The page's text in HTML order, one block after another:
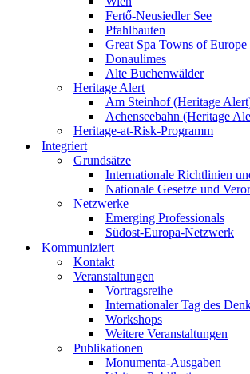
Fertő-Neusiedler See
Pfahlbauten
Great Spa Towns of Europe
Donaulimes
Alte Buchenwälder
Heritage Alert
Am Steinhof (Heritage
Achenseebahn (Heritage
Heritage-at-Risk-Programm
Integriert
Grundsätze
Internationale Richtlinien
Nationale Gesetze und
Netzwerke
Emerging Professionals
Südost-Europa-Netzwerk
Kommuniziert
Kontakt
Veranstaltungen
Vortragsreihe
Internationaler Tag des
Workshops
Weitere Veranstaltungen
Publikationen
Monumenta-Ausgaben